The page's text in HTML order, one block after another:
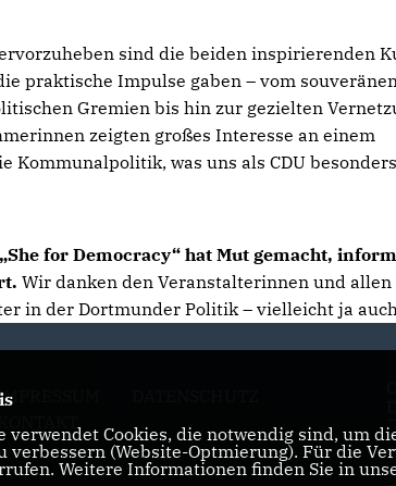
sind die beiden inspirierenden
praktische Impulse gaben – vom
Gremien bis hin zur gezielten
zeigten großes Interesse an einem
Kommunalpolitik, was uns als CDU besonders
She for Democracy“ hat Mut gemacht,
Wir danken den Veranstalterinnen und
in der Dortmunder Politik – vielleicht ja
KONTAKT
verwendet Cookies, die notwendig sind, um
verbessern (Website-Optmierung). Für die
Weitere Informationen finden Sie in